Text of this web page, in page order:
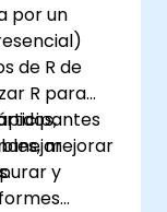
por un
de R de
R para
mejorar
y